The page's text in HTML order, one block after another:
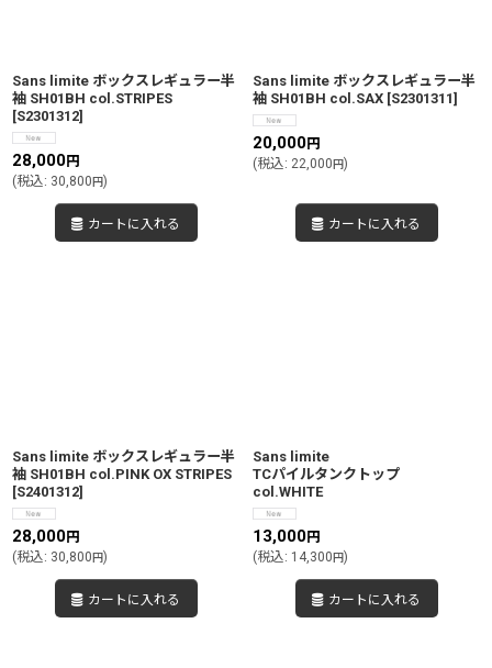
Sans limite ボックスレギュラー半
袖 SH01BH col.STRIPES
[S2301312]
28,000円
(税込: 30,800円)
カートに入れる
Sans limite ボックスレギュラー半
袖 SH01BH col.SAX [S2301311]
20,000円
(税込: 22,000円)
カートに入れる
Sans limite ボックスレギュラー半
袖 SH01BH col.PINK OX STRIPES
[S2401312]
28,000円
(税込: 30,800円)
カートに入れる
Sans limite
TCパイルタンクトップ
col.WHITE
13,000円
(税込: 14,300円)
カートに入れる